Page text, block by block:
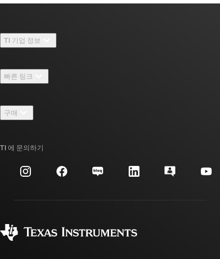
TI 기업 정보
채용
뉴스룸
이벤트
투자 관계
빠른 링크
TI E2E™ 설계 지원 포럼
대체품 검색
고객 지원 센터
myTI 계정 FAQ
구매
주문 FAQ
TI 에 문의하기